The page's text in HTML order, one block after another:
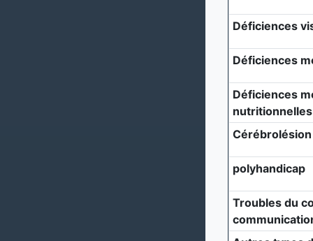
Déficiences
Déficiences
Déficiences
nutritionnelles
Cérébrolésion
polyhandicap
Troubles du